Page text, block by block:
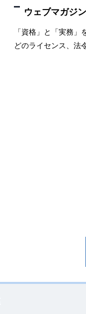
ウェブマガジン
「資格」と「実務
どのライセンス、法